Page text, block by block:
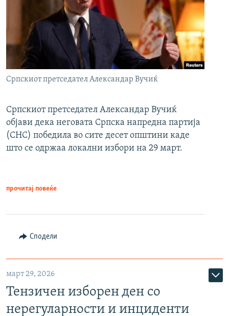
Српскиот претседател Александар Вучиќ
Српскиот претседател Александар Вучиќ
објави дека неговата Српска напредна партија
(СНС) победила во сите десет општини каде
што се одржаа локални избори на 29 март.
прочитај повеќе
Сподели
март 29, 2026
Тензичен изборен ден со
нерегуларности и инциденти